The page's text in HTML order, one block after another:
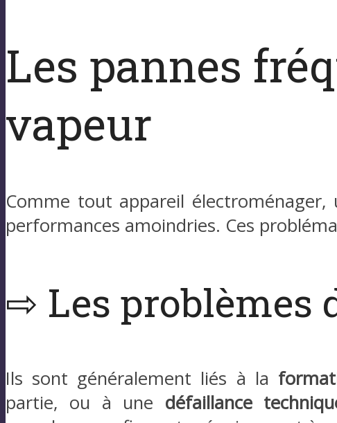
Les pannes
vapeur
Comme tout appareil
performances amoindries. Ces
⇨ Les problèmes
Ils sont généralement liés à la
partie, ou à une défaillance